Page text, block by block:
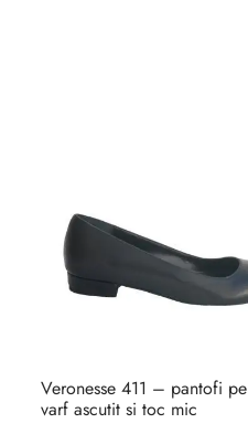
Veronesse 411 – pantofi pe
varf ascutit si toc mic